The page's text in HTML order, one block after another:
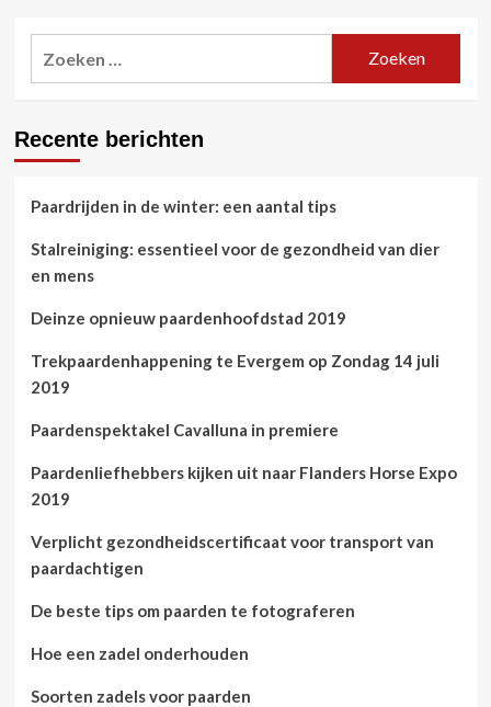
Recente berichten
Paardrijden in de winter: een aantal tips
Stalreiniging: essentieel voor de gezondheid van dier
en mens
Deinze opnieuw paardenhoofdstad 2019
Trekpaardenhappening te Evergem op Zondag 14 juli
2019
Paardenspektakel Cavalluna in premiere
Paardenliefhebbers kijken uit naar Flanders Horse Expo
2019
Verplicht gezondheidscertificaat voor transport van
paardachtigen
De beste tips om paarden te fotograferen
Hoe een zadel onderhouden
Soorten zadels voor paarden